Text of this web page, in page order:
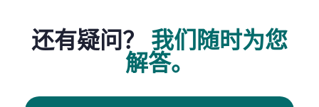
还有疑问？ 我们随时为您
解答。